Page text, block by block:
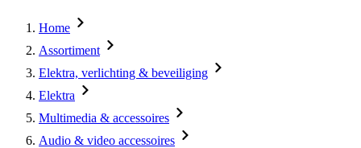
Home
Assortiment
Elektra, verlichting & beveiliging
Elektra
Multimedia & accessoires
Audio & video accessoires